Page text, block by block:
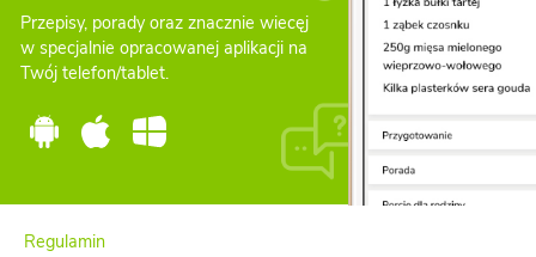
Przepisy, porady oraz znacznie wiecęj
w specjalnie opracowanej aplikacji na
Twój telefon/tablet.
Regulamin